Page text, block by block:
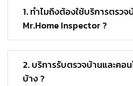
1. ทำไมถึงต้องใช้บริการตรว
Mr.Home Inspector ?
2. บริการรับตรวจบ้านและคอ
บ้าง ?